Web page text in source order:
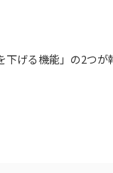
下げる機能」の2つ